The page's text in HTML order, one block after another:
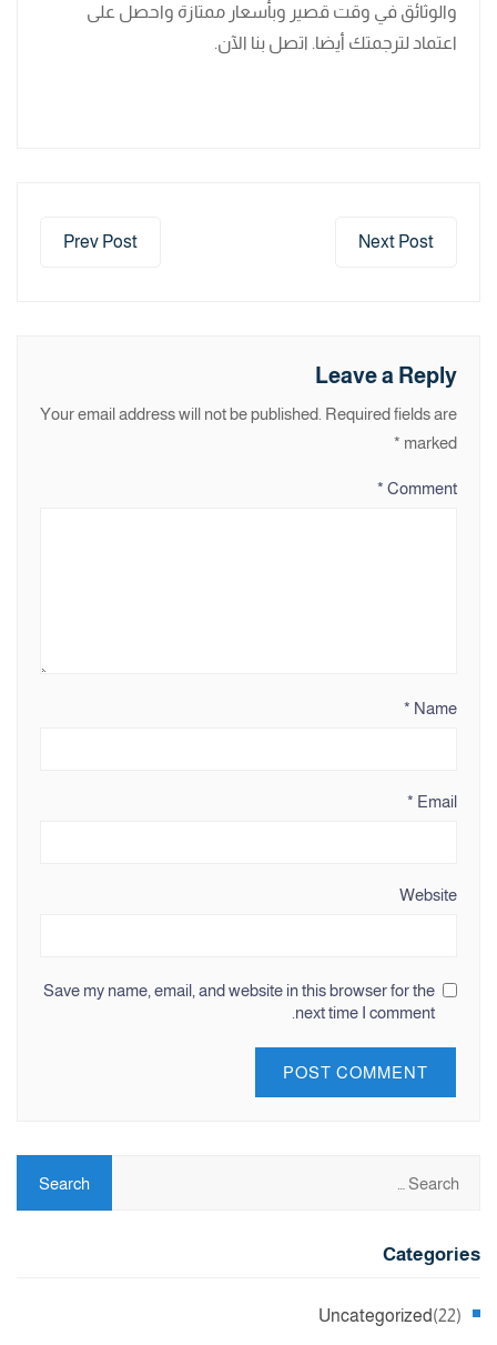
والوثائق في وقت قصير وبأسعار ممتازة واحصل على
اعتماد لترجمتك أيضا. اتصل بنا الآن.
Prev Post Next Post
Leave a Reply
Your email address will not be published. Required fields are
marked
*
Comment
*
Name
*
Email
*
Website
Save my name, email, and website in this browser for the
next time I comment.
Categories
Uncategorized (22)